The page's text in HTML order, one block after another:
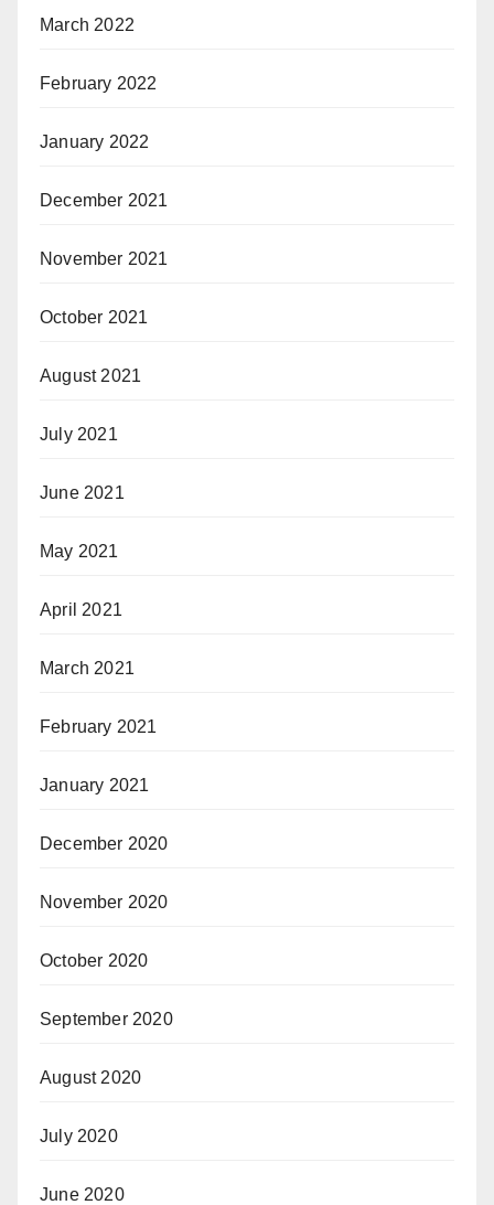
March 2022
February 2022
January 2022
December 2021
November 2021
October 2021
August 2021
July 2021
June 2021
May 2021
April 2021
March 2021
February 2021
January 2021
December 2020
November 2020
October 2020
September 2020
August 2020
July 2020
June 2020